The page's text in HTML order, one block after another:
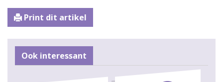
Print dit artikel
Ook interessant